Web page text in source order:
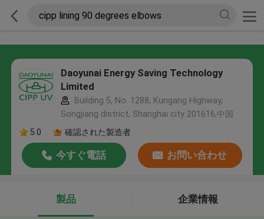
Daoyunai Energy Saving Technology
Limited
Building 5, No. 1288, Kungang Highway,
Songjiang district, Shanghai city 201616,中国
5.0
確認された製造者
今すぐ電話 お問い合わせ
製品 企業情報